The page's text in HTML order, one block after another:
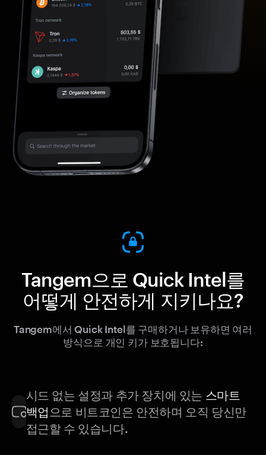
Tangem으로 Quick Intel를
어떻게 안전하게 지키나요?
Tangem에서 Quick Intel를 구매하거나 보유하면 여러
방식으로 개인 키가 보호됩니다:
시드 없는 설정과 추가 장치에 있는 스마트
백업 으로 비트코인은 안전하며 오직 당신만
접근할 수 있습니다.